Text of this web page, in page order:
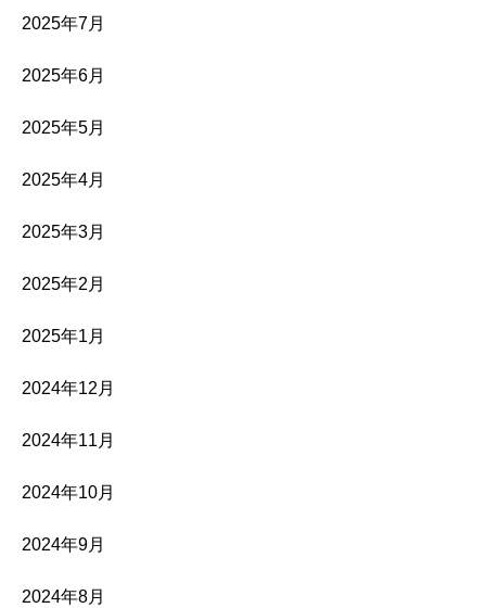
2025年7月
2025年6月
2025年5月
2025年4月
2025年3月
2025年2月
2025年1月
2024年12月
2024年11月
2024年10月
2024年9月
2024年8月